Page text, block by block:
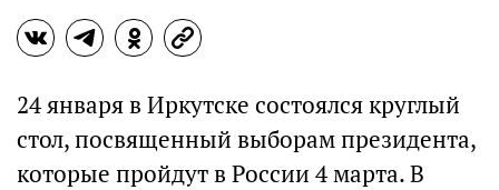
24 января в Иркутске состоялся круглый
стол, посвященный выборам президента,
которые пройдут в России 4 марта. В